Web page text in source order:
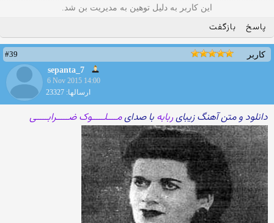
این کاربر به دلیل توهین به مدیریت بن شد.
پاسخ بازگفت
کاربر
#39
sepanta_7
6 Nov 2015 14:00
ارسالها: 23327
دانلود و متن آهنگ زیبایربابه با صدایمــــلـــــوک ضـــــرابـــــی